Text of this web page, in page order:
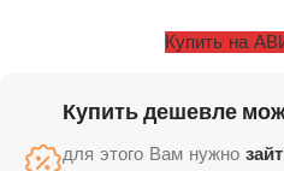
Купить на
Купить дешевле
для этого Вам нужно